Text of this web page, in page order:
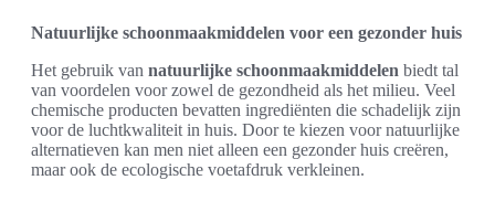
Natuurlijke schoonmaakmiddelen voor een gezonder huis
Het gebruik van natuurlijke schoonmaakmiddelen biedt tal
van voordelen voor zowel de gezondheid als het milieu. Veel
chemische producten bevatten ingrediënten die schadelijk zijn
voor de luchtkwaliteit in huis. Door te kiezen voor natuurlijke
alternatieven kan men niet alleen een gezonder huis creëren,
maar ook de ecologische voetafdruk verkleinen.